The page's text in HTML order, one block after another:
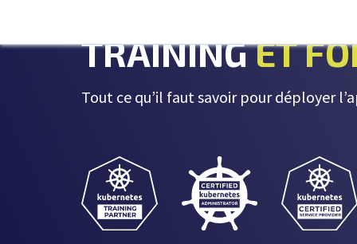
TRAININGET
Tout ce qu’il faut savoir pour déployer